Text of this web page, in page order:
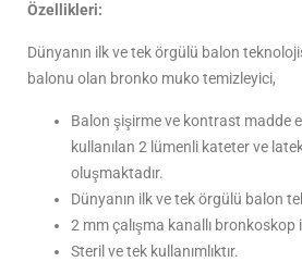
Özellikleri:
Dünyanın ilk ve tek örgülü balon
balonu olan bronko muko temizleyici,
Balon şişirme ve kontrast madde
kullanılan 2 lümenli kateter ve
oluşmaktadır.
Dünyanın ilk ve tek örgülü balon
2 mm çalışma kanallı bronkoskop
Steril ve tek kullanımlıktır.